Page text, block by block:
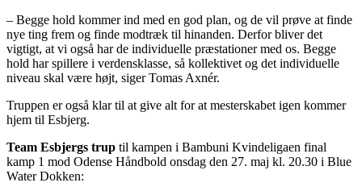
– Begge hold kommer ind med en god plan, og de vil prøve at finde
nye ting frem og finde modtræk til hinanden. Derfor bliver det
vigtigt, at vi også har de individuelle præstationer med os. Begge
hold har spillere i verdensklasse, så kollektivet og det individuelle
niveau skal være højt, siger Tomas Axnér.
Truppen er også klar til at give alt for at mesterskabet igen kommer
hjem til Esbjerg.
Team Esbjergs trup til kampen i Bambuni Kvindeligaen final
kamp 1 mod Odense Håndbold onsdag den 27. maj kl. 20.30 i Blue
Water Dokken: